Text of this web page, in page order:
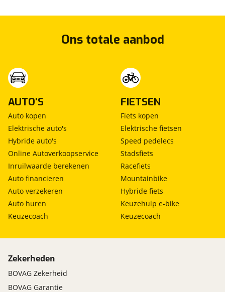
Ons totale aanbod
AUTO'S
Auto kopen
Elektrische auto's
Hybride auto's
Online Autoverkoopservice
Inruilwaarde berekenen
Auto financieren
Auto verzekeren
Auto huren
Keuzecoach
FIETSEN
Fiets kopen
Elektrische fietsen
Speed pedelecs
Stadsfiets
Racefiets
Mountainbike
Hybride fiets
Keuzehulp e-bike
Keuzecoach
Zekerheden
BOVAG Zekerheid
BOVAG Garantie